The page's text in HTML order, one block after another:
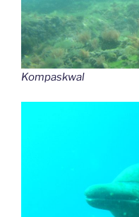
Kompaskwal